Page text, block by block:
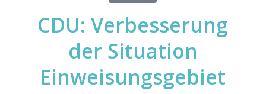
CDU: Verbesserung
der Situation
Einweisungsgebiet